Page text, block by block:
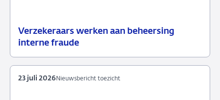
Verzekeraars werken aan beheersing
interne fraude
24
Nieuwsbericht
Nieuwsbericht toezicht
23 juli 2026